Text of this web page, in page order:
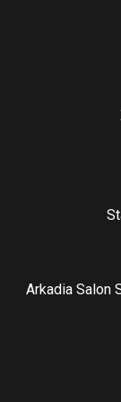
Arkadia Salon